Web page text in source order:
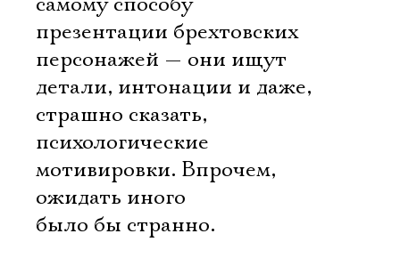
презентации брехтовских
персонажей — они ищут
детали, интонации и даже,
страшно сказать,
психологические
мотивировки. Впрочем,
ожидать иного
было бы странно.